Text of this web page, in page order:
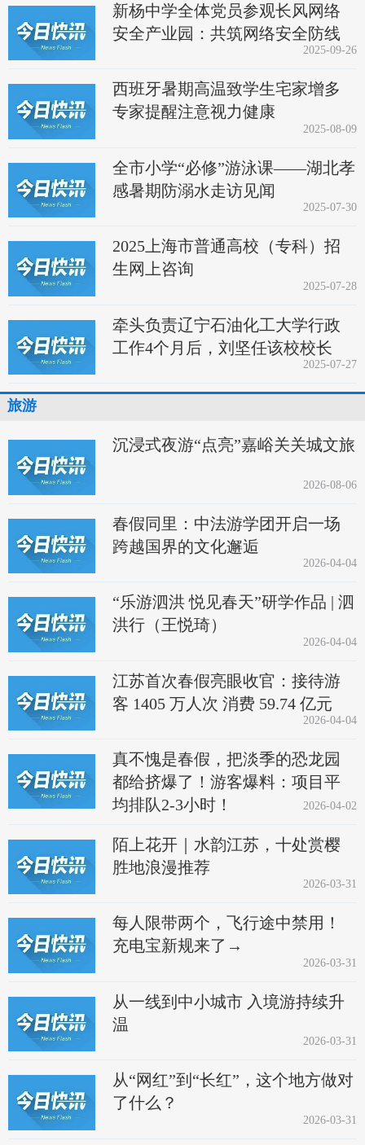
新杨中学全体党员参观长风网络
安全产业园：共筑网络安全防线
2025-09-26
西班牙暑期高温致学生宅家增多
专家提醒注意视力健康
2025-08-09
全市小学“必修”游泳课——湖北孝
感暑期防溺水走访见闻
2025-07-30
2025上海市普通高校（专科）招
生网上咨询
2025-07-28
牵头负责辽宁石油化工大学行政
工作4个月后，刘坚任该校校长
2025-07-27
旅游
沉浸式夜游“点亮”嘉峪关关城文旅
2026-08-06
春假同里：中法游学团开启一场
跨越国界的文化邂逅
2026-04-04
“乐游泗洪 悦见春天”研学作品 | 泗
洪行（王悦琦）
2026-04-04
江苏首次春假亮眼收官：接待游
客 1405 万人次 消费 59.74 亿元
2026-04-04
真不愧是春假，把淡季的恐龙园
都给挤爆了！游客爆料：项目平
均排队2-3小时！
2026-04-02
陌上花开｜水韵江苏，十处赏樱
胜地浪漫推荐
2026-03-31
每人限带两个，飞行途中禁用！
充电宝新规来了→
2026-03-31
从一线到中小城市 入境游持续升
温
2026-03-31
从“网红”到“长红”，这个地方做对
了什么？
2026-03-31